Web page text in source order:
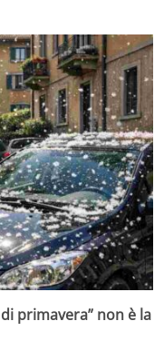
primavera” non è la